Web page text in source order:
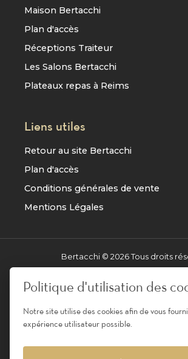
Maison Bertacchi
Plan d'accès
Réceptions Traiteur
Les Salons Bertacchi
Plateaux repas à Reims
Liens utiles
Retour au site Bertacchi
Plan d'accès
Conditions générales de vente
Mentions Légales
Bertacchi © 2026 Tous droits
Réalisation AXESYS
Pour votre santé, évitez de manger entre
www.mangerbouger.fr
Politique d'utilisation des
Notre site utilise des cookies afin de vous
expérience utilisateur possible.